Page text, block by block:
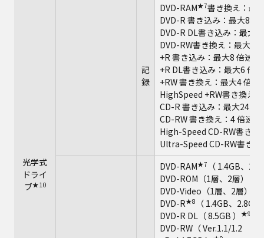
光学式
ドライ
ブ★10
記
録
DVD-RAM★7書き換え：最
DVD-R 書き込み：最大8 倍
DVD-R DL書き込み：最大6
DVD-RW書き換え：最大6
+R 書き込み：最大8 倍速
+R DL書き込み：最大6 倍速
+RW 書き換え：最大4 倍速
HighSpeed +RW書き換え
CD-R 書き込み：最大24 倍
CD-RW 書き換え：4 倍速
High-Speed CD-RW書き換
Ultra-Speed CD-RW書き
DVD-RAM★7
（ 1.4GB、
DVD-ROM（1層、2層）
DVD-Video（1層、2層）
DVD-R★8
（ 1.4GB、
DVD-R DL（ 8.5GB ）
★9
DVD-RW（ Ver.1.1/1.2